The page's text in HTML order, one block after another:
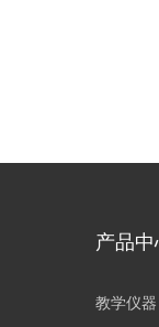
产品中
教学仪器